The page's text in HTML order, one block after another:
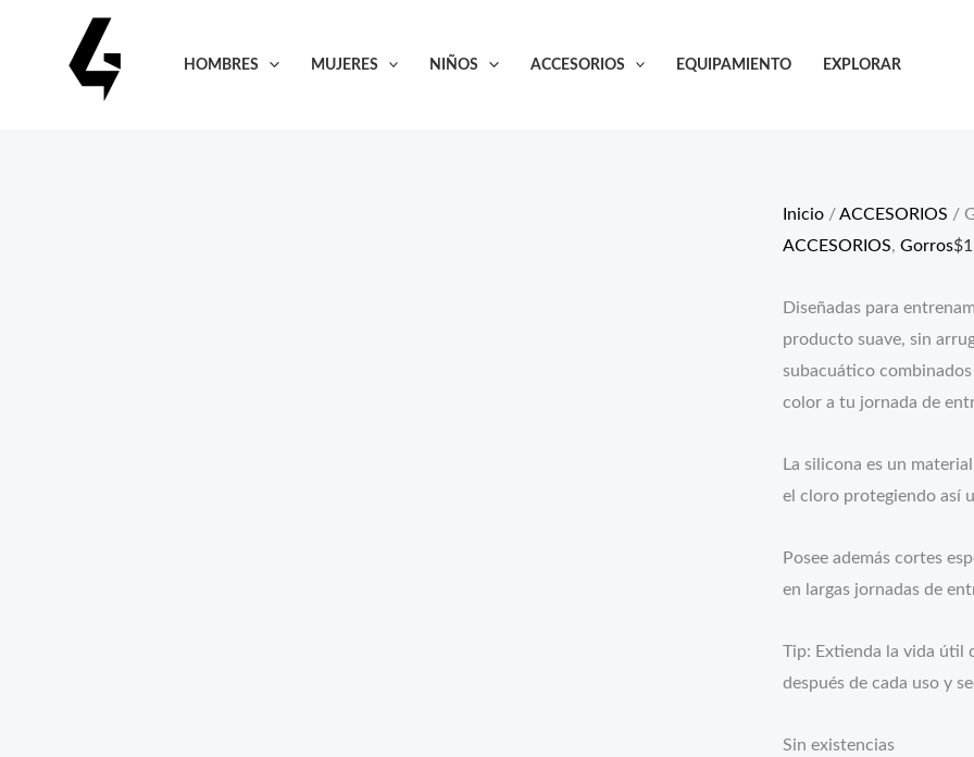
contenido
HOMBRES MUJERES NIÑOS ACCESORIOS EQUIPAMIENTO EXPLORAR
Inicio /ACCESORIOS /
ACCESORIOS, Gorros$
Diseñadas para
producto suave, sin
subacuático
color a tu jornada de
La silicona es un
el cloro protegiendo así
Posee además cortes
en largas jornadas de
Tip: Extienda la vida útil
después de cada uso y
Sin existencias